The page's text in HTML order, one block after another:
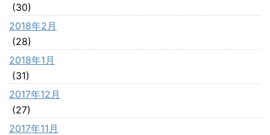
(30)
2018年2月
(28)
2018年1月
(31)
2017年12月
(27)
2017年11月